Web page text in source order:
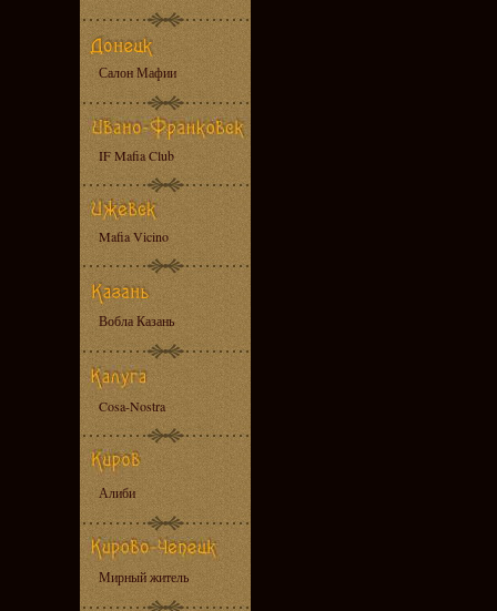
Салон Мафии
IF Mafia Club
Mafia Vicino
Вобла Казань
Cosa-Nostra
Алиби
Мирный житель